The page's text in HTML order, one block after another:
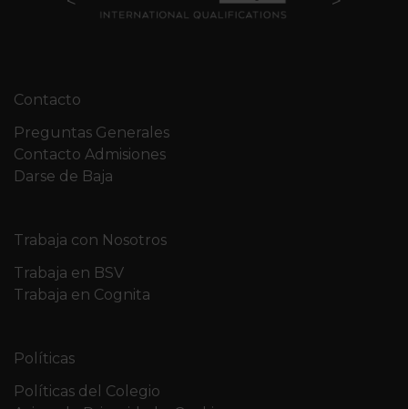
Contacto
Preguntas Generales
Contacto Admisiones
Darse de Baja
Trabaja con Nosotros
Trabaja en BSV
Trabaja en Cognita
Políticas
Políticas del Colegio